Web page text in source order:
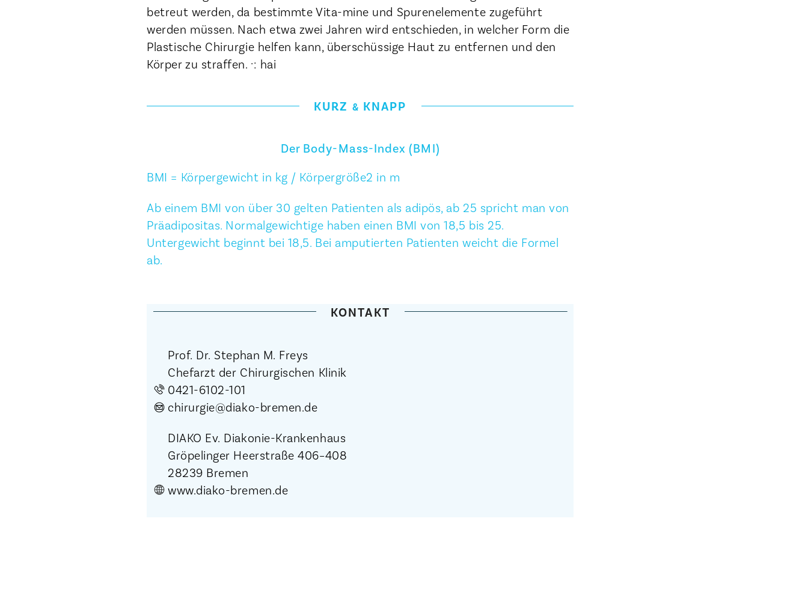
betreut werden, da bestimmte Vita-mine und Spurenelemente zugeführt
werden müssen. Nach etwa zwei Jahren wird entschieden, in welcher Form die
Plastische Chirurgie helfen kann, überschüssige Haut zu entfernen und den
Körper zu straffen. ·: hai
KURZ & KNAPP
Der Body-Mass-Index (BMI)
BMI = Körpergewicht in kg / Körpergröße2 in m
Ab einem BMI von über 30 gelten Patienten als adipös, ab 25 spricht man von
Präadipositas. Normalgewichtige haben einen BMI von 18,5 bis 25.
Untergewicht beginnt bei 18,5. Bei amputierten Patienten weicht die Formel
ab.
KONTAKT
Prof. Dr. Stephan M. Freys
Chefarzt der Chirurgischen Klinik
0421-6102-101
chirurgie@diako-bremen.de
DIAKO Ev. Diakonie-Krankenhaus
Gröpelinger Heerstraße 406–408
28239 Bremen
www.diako-bremen.de